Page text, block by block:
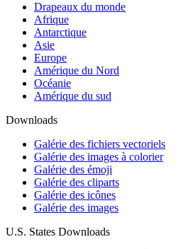
Drapeaux du monde
Afrique
Antarctique
Asie
Europe
Amérique du Nord
Océanie
Amérique du sud
Downloads
Galérie des fichiers vectoriels
Galérie des images à colorier
Galérie des émoji
Galérie des cliparts
Galérie des icônes
Galérie des images
U.S. States Downloads